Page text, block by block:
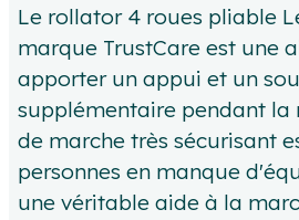
Le rollator 4 roues pliable
marque TrustCare est une
apporter un appui et un
supplémentaire pendant la
de marche très sécurisant
personnes en manque
une véritable aide à la